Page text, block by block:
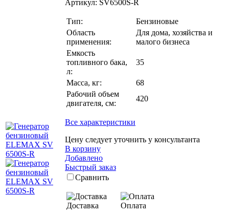
Артикул: SV6500S-R
Тип:
Бензиновые
Область
применения:
Для дома, хозяйства и
малого бизнеса
Емкость
топливного бака,
л:
35
Масса, кг:
68
Рабочий объем
двигателя, см:
420
Все характеристики
Цену следует уточнить у консультанта
В корзину
Добавлено
Быстрый заказ
Сравнить
Доставка
Оплата